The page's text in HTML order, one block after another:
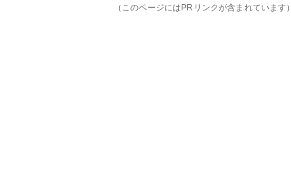
（このページにはPRリンクが含まれています）